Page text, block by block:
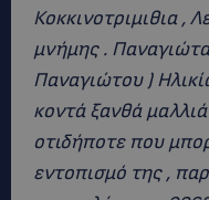
Κοκκινοτριμιθια ,
μνήμης .
Παναγιώτου )
κοντά ξανθά
οτιδήποτε που
εντοπισμό της ,